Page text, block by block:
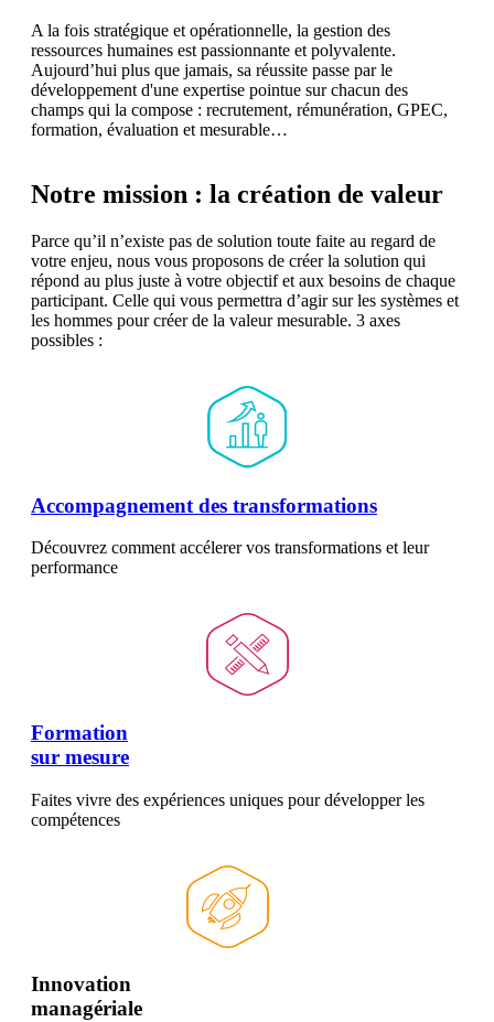
A la fois stratégique et opérationnelle, la gestion des
ressources humaines est passionnante et polyvalente.
Aujourd’hui plus que jamais, sa réussite passe par le
développement d'une expertise pointue sur chacun des
champs qui la compose : recrutement, rémunération, GPEC,
formation, évaluation et mesurable…
Notre mission : la création de valeur
Parce qu’il n’existe pas de solution toute faite au regard de
votre enjeu, nous vous proposons de créer la solution qui
répond au plus juste à votre objectif et aux besoins de chaque
participant. Celle qui vous permettra d’agir sur les systèmes et
les hommes pour créer de la valeur mesurable. 3 axes
possibles :
Accompagnement des transformations
Découvrez comment accélerer vos transformations et leur
performance
Formation
sur mesure
Faites vivre des expériences uniques pour développer les
compétences
Innovation
managériale